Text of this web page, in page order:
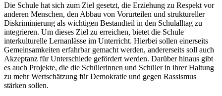
Die Schule hat sich zum Ziel gesetzt, die Erziehung zu Respekt vor
anderen Menschen, den Abbau von Vorurteilen und struktureller
Diskriminierung als wichtigen Bestandteil in den Schulalltag zu
integrieren. Um dieses Ziel zu erreichen, bietet die Schule
interkulturelle Lernanlässe im Unterricht. Hierbei sollen einerseits
Gemeinsamkeiten erfahrbar gemacht werden, andererseits soll auch
Akzeptanz für Unterschiede gefördert werden. Darüber hinaus gibt
es auch Projekte, die die Schülerinnen und Schüler in ihrer Haltung
zu mehr Wertschätzung für Demokratie und gegen Rassismus
stärken sollen.